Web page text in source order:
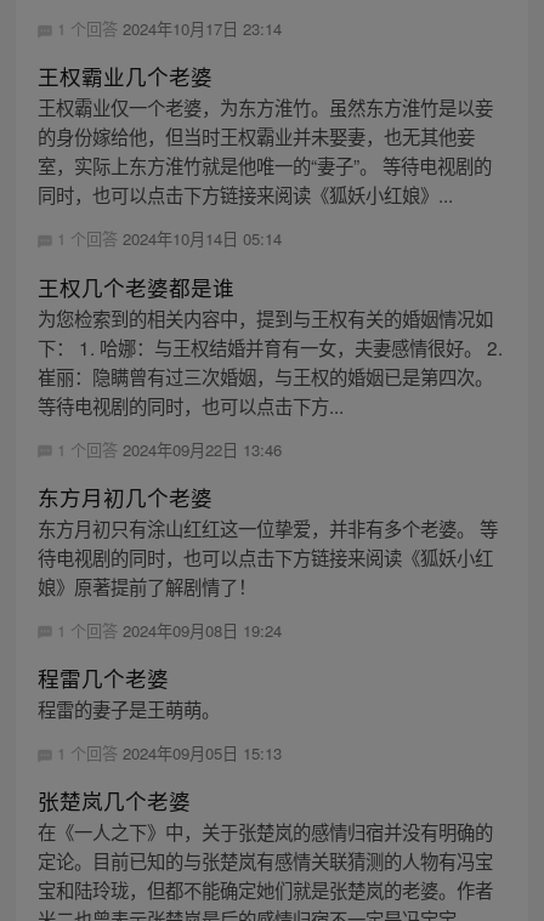
1 个回答 2024年10月17日 23:14
王权霸业几个老婆
王权霸业仅一个老婆，为东方淮竹。虽然东方淮竹是以妾
的身份嫁给他，但当时王权霸业并未娶妻，也无其他妾
室，实际上东方淮竹就是他唯一的“妻子”。 等待电视剧的
同时，也可以点击下方链接来阅读《狐妖小红娘》...
1 个回答 2024年10月14日 05:14
王权几个老婆都是谁
为您检索到的相关内容中，提到与王权有关的婚姻情况如
下： 1. 哈娜：与王权结婚并育有一女，夫妻感情很好。 2.
崔丽：隐瞒曾有过三次婚姻，与王权的婚姻已是第四次。
等待电视剧的同时，也可以点击下方...
1 个回答 2024年09月22日 13:46
东方月初几个老婆
东方月初只有涂山红红这一位挚爱，并非有多个老婆。 等
待电视剧的同时，也可以点击下方链接来阅读《狐妖小红
娘》原著提前了解剧情了！
1 个回答 2024年09月08日 19:24
程雷几个老婆
程雷的妻子是王萌萌。
1 个回答 2024年09月05日 15:13
张楚岚几个老婆
在《一人之下》中，关于张楚岚的感情归宿并没有明确的
定论。目前已知的与张楚岚有感情关联猜测的人物有冯宝
宝和陆玲珑，但都不能确定她们就是张楚岚的老婆。作者